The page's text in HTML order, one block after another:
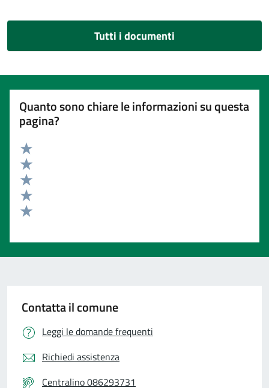
Tutti i documenti
Quanto sono chiare le informazioni su questa
pagina?
Valuta 5 stelle su 5
Valuta 4 stelle su 5
Valuta 3 stelle su 5
Valuta 2 stelle su 5
Contatta il comune
Leggi le domande frequenti
Richiedi assistenza
Centralino 086293731